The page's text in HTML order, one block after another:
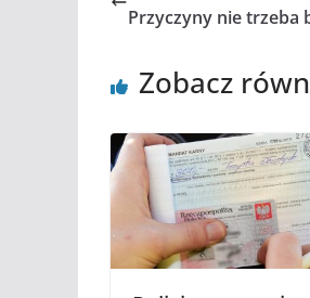
Przyczyny nie trzeba
Zobacz